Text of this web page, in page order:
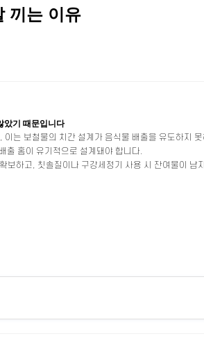
끼는 이유
았기 때문입니다
는 보철물의 치간 설계가 음식물 배출을 유도하지
출 홈이 유기적으로 설계돼야 합니다.
보하고, 칫솔질이나 구강세정기 사용 시 잔여물이 남